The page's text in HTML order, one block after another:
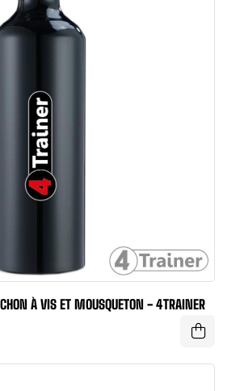
À VIS ET MOUSQUETON - 4TRAINER